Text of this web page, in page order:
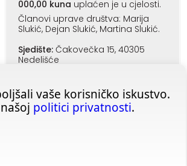
vaše korisničko iskustvo.
politici privatnosti.
000,00 kuna uplaćen je u cjelosti.
Članovi uprave društva: Marija
Slukić, Dejan Slukić, Martina Slukić.
Sjedište: Čakovečka 15, 40305
Nedelišće